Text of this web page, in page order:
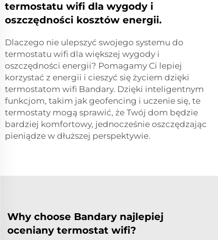
termostatu wifi dla wygody i
oszczędności kosztów energii.
Dlaczego nie ulepszyć swojego systemu do
termostatu wifi dla większej wygody i
oszczędności energii? Pomagamy Ci lepiej
korzystać z energii i cieszyć się życiem dzięki
termostatom wifi Bandary. Dzięki inteligentnym
funkcjom, takim jak geofencing i uczenie się, te
termostaty mogą sprawić, że Twój dom będzie
bardziej komfortowy, jednocześnie oszczędzając
pieniądze w dłuższej perspektywie.
Why choose Bandary najlepiej
oceniany termostat wifi?